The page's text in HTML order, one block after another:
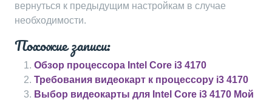
вернуться к предыдущим настройкам в случае
необходимости.
Похожие записи:
Обзор процессора Intel Core i3 4170
Требования видеокарт к процессору i3 4170
Выбор видеокарты для Intel Core i3 4170 Мой